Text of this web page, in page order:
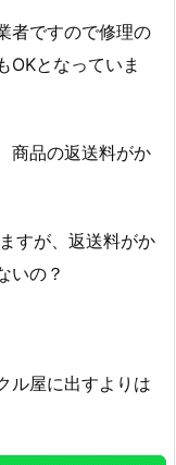
者ですので修理の
OKとなっていま
商品の返送料がか
すが、返送料がか
いの？
ル屋に出すよりは